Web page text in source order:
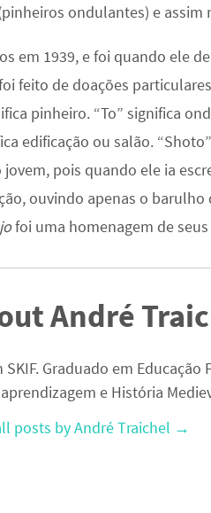
ondulantes) e assim
em 1939, e foi quando ele
feito de doações
pinheiro. “To” significa
edificação ou salão.
pois quando ele ia
ouvindo apenas o
foi uma homenagem de seus
André
SKIF. Graduado em
e História
posts by André Traichel →